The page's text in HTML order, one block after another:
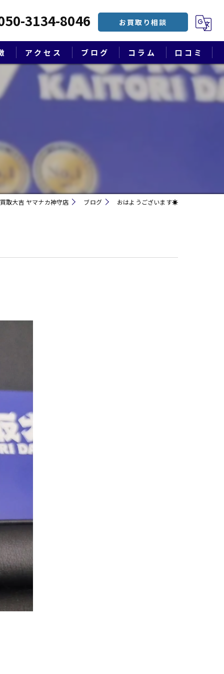
3134-8046 お買取り相談
整理・終活
アクセス ブログ コラム 口コミ
取大吉 ヤマナカ神守店 ブログ おはようございます☀